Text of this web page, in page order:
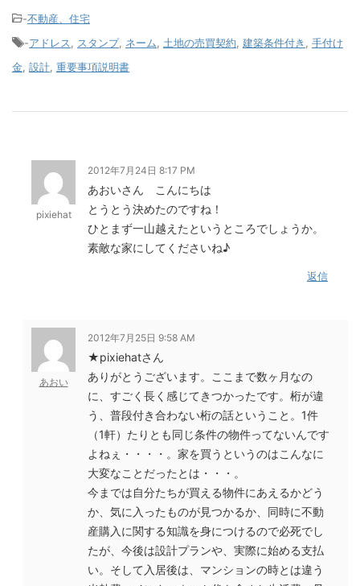
-不動産、住宅
-アドレス スタンプ, ネーム 土地の売買契約 建築条件付き
手付け
金 設計 重要事項説明書
pixiehat
2012年7月24日 8:17 PM
あおいさん こんにちは
とうとう決めたのですね！
ひとまず一山越えたというところでしょうか。
素敵な家にしてくださいね♪
返信
あおい
2012年7月25日 9:58 AM
★pixiehatさん
ありがとうございます。ここまで数ヶ月なの
に、すごく長く感じてきつかったです。桁が違
う、普段付き合わない桁の話ということ。1件
（1軒）たりとも同じ条件の物件ってないんです
よねぇ・・・・。家を買うというのはこんなに
大変なことだったとは・・・。
今までは自分たちが買える物件にあえるかどう
か、気に入ったものが見つかるか、同時に不動
産購入に関する知識を身につけるので必死でし
たが、今後は設計プランや、実際に始める支払
い。そして入居後は、マンションの時とは違う